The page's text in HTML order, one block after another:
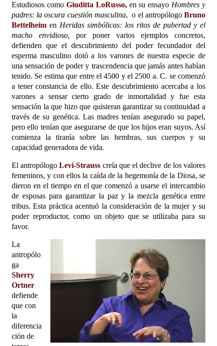
Estudiosos como Giuditta LoRusso,en su ensayo Hombres y
padres: la oscura cuestión masculina, o el antropólogoBruno
Bettelheim en Heridas simbólicas: los ritos de pubertad y el
macho envidioso,
por poner varios ejemplos concretos,
defienden que el descubrimiento del poder fecundador del
esperma masculino dotó a los varones de nuestra especie de
una sensación de poder y trascendencia que jamás antes habían
tenido. Se estima que entre el 4500 y el 2500 a. C. se comenzó
a tener constancia de ello. Este descubrimiento acercaba a los
varones a sensar cierto grado de inmortalidad y fue esta
sensación la que hizo que quisieran garantizar su continuidad a
través de su genética. Las madres tenían asegurado su papel,
pero ello tenían que asegurarse de que los hijos eran suyos. Así
comienza la tiranía sobre las hembras, sus cuerpos y su
capacidad generadora de vida.
El antropólogoLevi-Strauss creía que el declive de los valores
femeninos, y con ellos la caída de la hegemonía de la Diosa, se
dieron en el tiempo en el que comenzó a usarse el intercambio
de esposas para garantizar la paz y la mezcla genética entre
tribus. Esta práctica acentuó la consideración de la mujer y su
poder reproductor, como un objeto que se utilizaba para su
favor.
La
antropólo
ga
Sherry
Ortner
defiende
que con
la
diferencia
ción de